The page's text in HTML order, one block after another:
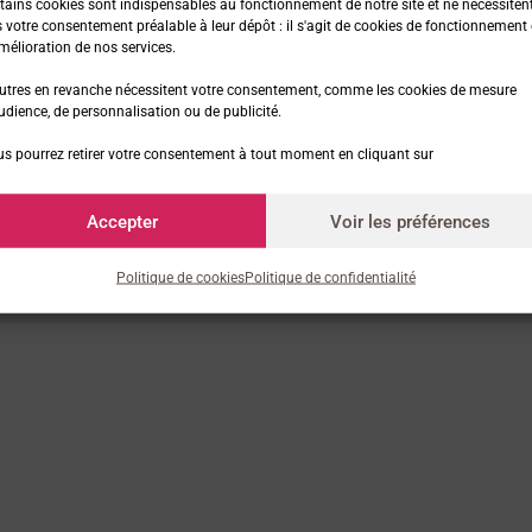
cookies sont indispensables au fonctionnement de notre site et ne
votre consentement préalable à leur dépôt : il s'agit de cookies de fonctionnement
de nos services.
en revanche nécessitent votre consentement, comme les cookies de mesure
de personnalisation ou de publicité.
pourrez retirer votre consentement à tout moment en cliquant sur
Accepter Voir les préférences
Politique de cookiesPolitique de confidentialité
de la vie. 🙏